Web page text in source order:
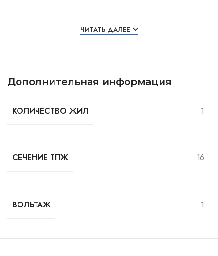
ЧИТАТЬ ДАЛЕЕ
Дополнительная информация
КОЛИЧЕСТВО ЖИЛ 1
СЕЧЕНИЕ ТПЖ 16
ВОЛЬТАЖ 1